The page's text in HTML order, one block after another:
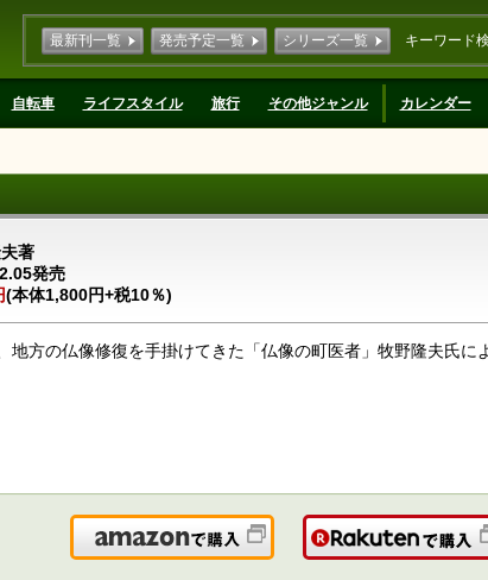
キーワード
最新刊一覧 発売予定一覧 シリーズ一覧
自転車 ライフスタイル 旅行 その他ジャンル カレンダー
著
発売
(本体1,800円+税10％)
地方の仏像修復を手掛けてきた「仏像の町医者」牧野隆夫氏に
Amazonで購入